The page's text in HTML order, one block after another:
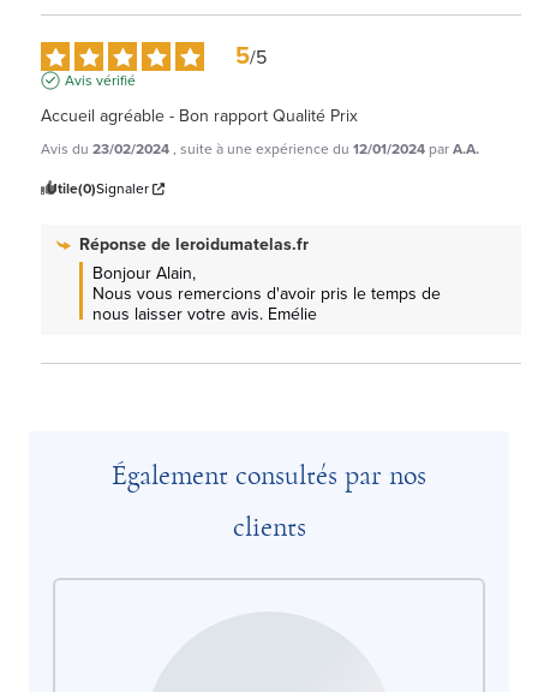
5/5
Avis vérifié
Accueil agréable - Bon rapport Qualité Prix
Avis du 23/02/2024, suite à une expérience du 12/01/2024 parA.A.
Utile(0)Signaler
Réponse deleroidumatelas.fr
Bonjour Alain,
Nous vous remercions d'avoir pris le temps de
nous laisser votre avis. Emélie
Également consultés par nos
clients